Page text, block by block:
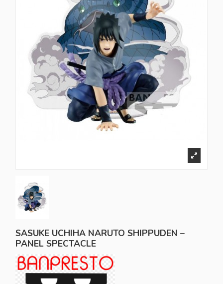
SASUKE UCHIHA NARUTO SHIPPUDEN –
PANEL SPECTACLE